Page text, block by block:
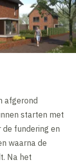
afgerond
starten met
fundering en
waarna de
Na het